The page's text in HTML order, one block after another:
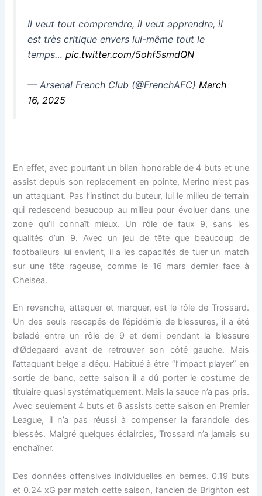
Il veut tout comprendre, il veut apprendre, il
est très critique envers lui-même tout le
temps…pic.twitter.com/5ohf5smdQN
— Arsenal French Club (@FrenchAFC) March
16, 2025
En effet, avec pourtant un bilan honorable de 4 buts et une
assist depuis son replacement en pointe, Merino n’est pas
un attaquant. Pas l’instinct du buteur, lui le milieu de terrain
qui redescend beaucoup au milieu pour évoluer dans une
zone qu’il connaît mieux. Un rôle de faux 9, sans les
qualités d’un 9. Avec un jeu de tête que beaucoup de
footballeurs lui envient, il a les capacités de tuer un match
sur une tête rageuse, comme le 16 mars dernier face à
Chelsea.
En revanche, attaquer et marquer, est le rôle de Trossard.
Un des seuls rescapés de l’épidémie de blessures, il a été
baladé entre un rôle de 9 et demi pendant la blessure
d’Ødegaard avant de retrouver son côté gauche. Mais
l’attaquant belge a déçu. Habitué à être “l’impact player” en
sortie de banc, cette saison il a dû porter le costume de
titulaire quasi systématiquement. Mais la sauce n’a pas pris.
Avec seulement 4 buts et 6 assists cette saison en Premier
League, il n’a pas réussi à compenser la farandole des
blessés. Malgré quelques éclaircies, Trossard n’a jamais su
enchaîner.
Des données offensives individuelles en bernes. 0.19 buts
et 0.24 xG par match cette saison, l’ancien de Brighton est